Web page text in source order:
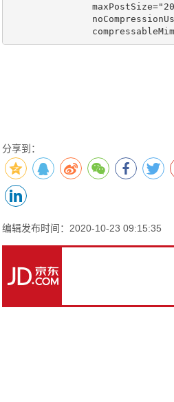
分享到：
编辑发布时间：2020-10-23 09:15:35